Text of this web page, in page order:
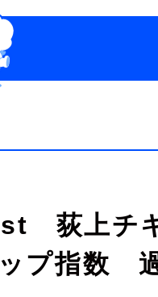
お知らせ
荻上チ
プ指数